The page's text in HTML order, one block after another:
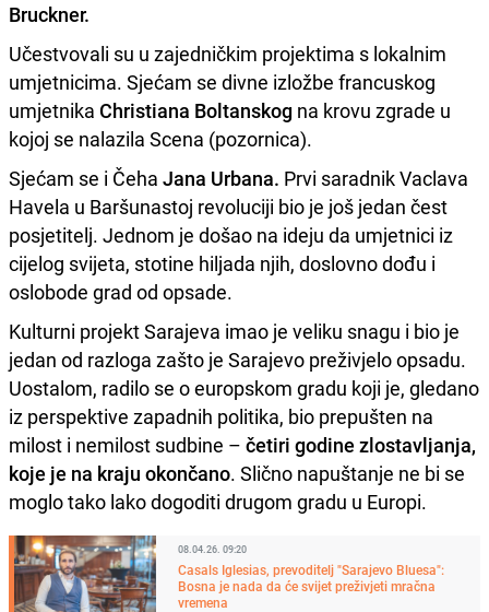
Bruckner.
Učestvovali su u zajedničkim projektima s lokalnim
umjetnicima. Sjećam se divne izložbe francuskog
umjetnika Christiana Boltanskog na krovu zgrade u
kojoj se nalazila Scena (pozornica).
Sjećam se i Čeha Jana Urbana. Prvi saradnik Vaclava
Havela u Baršunastoj revoluciji bio je još jedan čest
posjetitelj. Jednom je došao na ideju da umjetnici iz
cijelog svijeta, stotine hiljada njih, doslovno dođu i
oslobode grad od opsade.
Kulturni projekt Sarajeva imao je veliku snagu i bio je
jedan od razloga zašto je Sarajevo preživjelo opsadu.
Uostalom, radilo se o europskom gradu koji je, gledano
iz perspektive zapadnih politika, bio prepušten na
milost i nemilost sudbine – četiri godine zlostavljanja,
koje je na kraju okončano. Slično napuštanje ne bi se
moglo tako lako dogoditi drugom gradu u Europi.
08.04.26. 09:20
Casals Iglesias, prevoditelj "Sarajevo Bluesa":
Bosna je nada da će svijet preživjeti mračna
vremena